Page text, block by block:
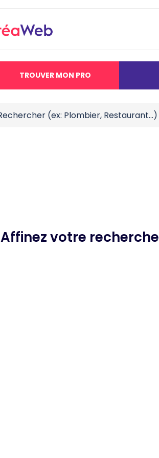
TROUVER MON PRO
Affinez votre recherche